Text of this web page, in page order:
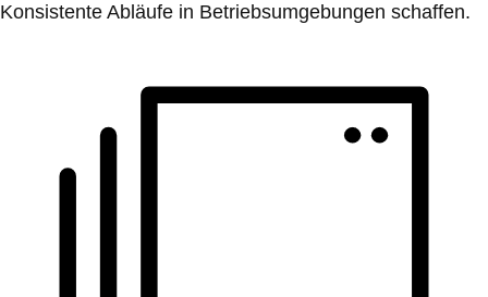
Konsistente Abläufe in Betriebsumgebungen schaffen.